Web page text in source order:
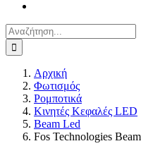
Αναζήτηση
για:
Αρχική
Φωτισμός
Ρομποτικά
Κινητές Κεφαλές LED
Beam Led
Fos Technologies